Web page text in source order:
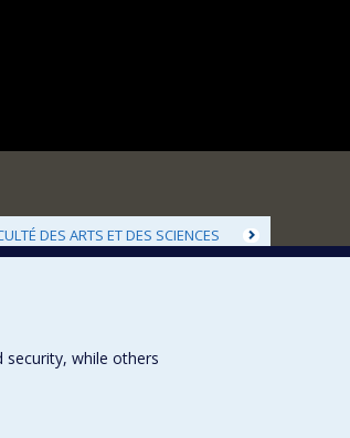
DES ARTS ET DES SCIENCES
security, while others